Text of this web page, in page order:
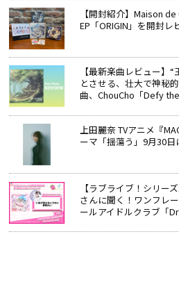
【開封紹介】Maison
EP「ORIGIN」を開封レ
【最新楽曲レビュー】
とさせる、壮大で神秘
曲、ChouCho「Defy the
上田麗奈 TVアニメ『
ーマ「揺蕩う」9月30
【ラブライブ！シリー
さんに聞く！ワンフレ
ールアイドルクラブ「